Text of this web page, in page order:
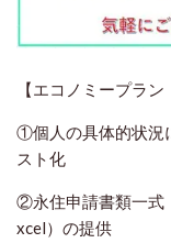
【エコノミープラ
①個人の具体的状況
スト化
②永住申請書類一式
xcel）の提供